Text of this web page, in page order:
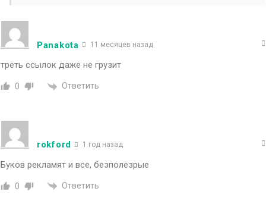
Panakota 11 месяцев назад
треть ссылок даже не грузит
0 Ответить
rokford 1 год назад
Буков рекламят и все, безполезрые
0 Ответить